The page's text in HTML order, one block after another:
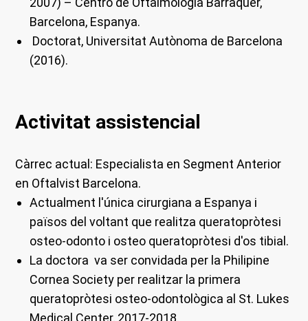
Barcelona, ​​Espanya.
Doctorat, Universitat Autònoma de Barcelona
(2016).
Activitat assistencial
Càrrec actual: Especialista en Segment Anterior
en Oftalvist Barcelona.
Actualment l'única cirurgiana a Espanya i
països del voltant que realitza queratopròtesi
osteo-odonto i osteo queratopròtesi d'os tibial.
La doctora va ser convidada per la Philipine
Cornea Society per realitzar la primera
queratopròtesi osteo-odontològica al St. Lukes